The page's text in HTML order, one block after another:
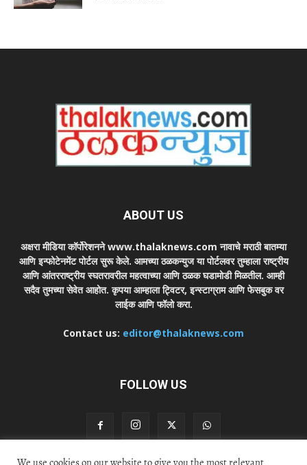
ABOUT US
अक्षरा मीडिया कॉर्पोरेशनने www.thalaknews.com नावाचे मराठी बातम्या
आणि इन्फोटेनमेंट पोर्टल सुरू केले. आमच्या ठळकन्युज या पोर्टलवर तुम्हाला राष्ट्रीय
आणि आंतरराष्ट्रीय स्घतरावरील महत्वाच्या आणि ठळक घडामोडी मिळतील. आम्ही
सदैव तुमच्या सेवेत आहोत. कृपया आम्हाला ट्विटर, इन्स्टाग्राम आणि फेसबुक वर
लाईक आणि फॉलो करा.
Contact us: editor@thalaknews.com
FOLLOW US